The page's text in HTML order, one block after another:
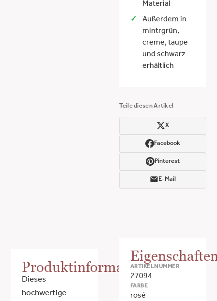
Material
Außerdem in
mintrgrün,
creme, taupe
und schwarz
erhältlich
Teile diesen Artikel
X
Facebook
Pinterest
E-Mail
Produktinformationen
Dieses
hochwertige
ARTIKELNUMMER
27094
FARBE
rosé